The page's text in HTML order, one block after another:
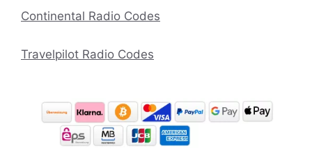
Continental Radio Codes
Travelpilot Radio Codes